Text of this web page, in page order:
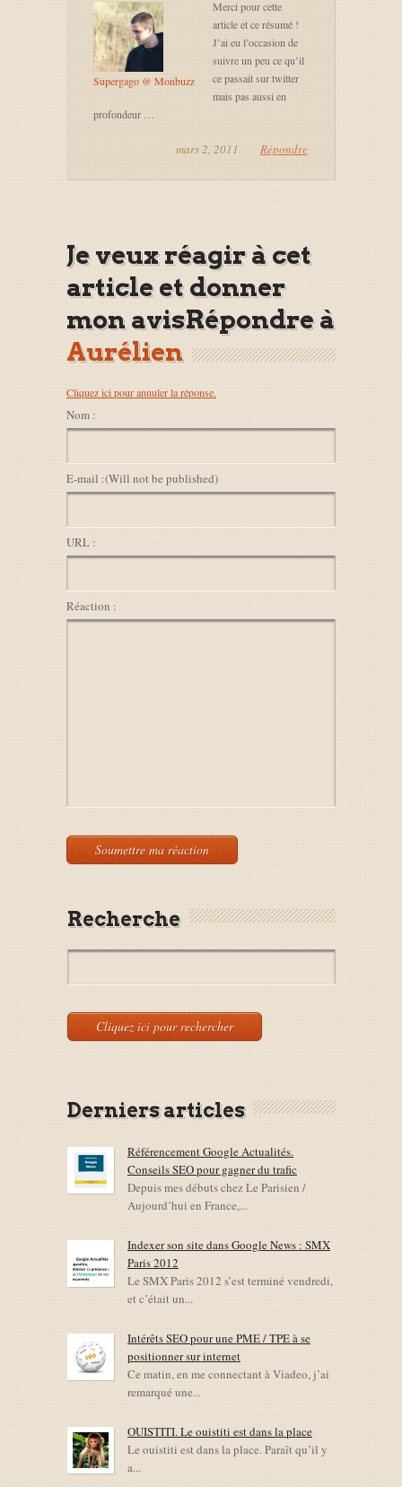
Supergago @ Monbuzz
Merci pour cette
article et ce résumé !
J’ai eu l’occasion de
suivre un peu ce qu’il
ce passait sur twitter
mais pas aussi en
profondeur …
mars 2, 2011 Répondre
Je veux réagir à cet
article et donner
mon avisRépondre à
Aurélien
Cliquez ici pour annuler la réponse.
Nom :
E-mail :(Will not be published)
URL :
Réaction :
Recherche
Derniers articles
Référencement Google Actualités.
Conseils SEO pour gagner du trafic
Depuis mes débuts chez Le Parisien /
Aujourd’hui en France,...
Indexer son site dans Google News : SMX
Paris 2012
Le SMX Paris 2012 s’est terminé vendredi,
et c’était un...
Intérêts SEO pour une PME / TPE à se
positionner sur internet
Ce matin, en me connectant à Viadeo, j’ai
remarqué une...
OUISTITI. Le ouistiti est dans la place
Le ouistiti est dans la place. Paraît qu’il y
a...